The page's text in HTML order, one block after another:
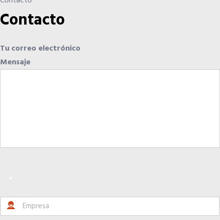
Contacto
Tu correo electrónico
Mensaje